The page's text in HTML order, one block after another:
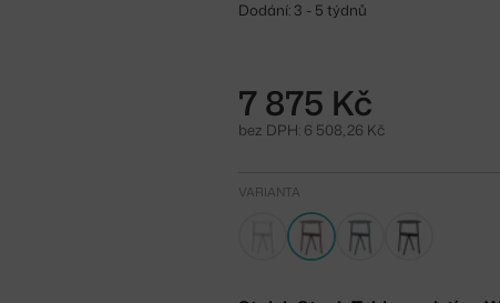
Dodání: 3 - 5 týdnů
7 875 Kč
bez DPH: 6 508,26 Kč
VARIANTA